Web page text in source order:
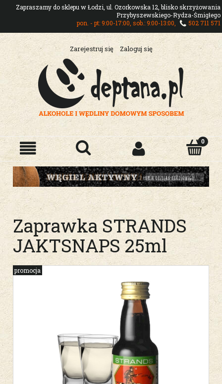
Zapraszamy do sklepu w Łodzi, ul. Ozorkowska 12, blisko skrzyżowania
Przybyszewskiego-Rydza-Śmigłego
pon. - pt: 9:00-17:00, sob.: 9:00-13:00,
502 711 571
Zarejestruj się Zaloguj się
Zaprawka STRANDS
JAKTSNAPS 25ml
promocja